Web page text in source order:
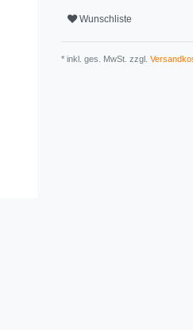
Wunschliste
* inkl. ges. MwSt. zzgl.